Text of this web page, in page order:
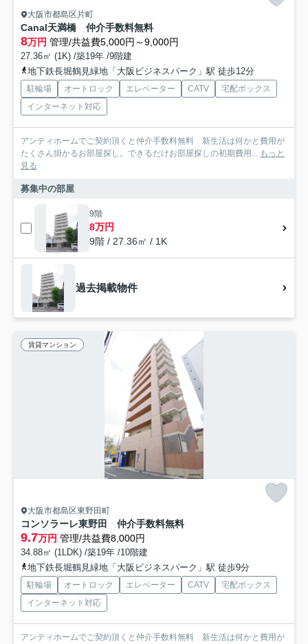
大阪市都島区片町
Canal天満橋 仲介手数料無料
8万円 管理/共益費5,000円～9,000円
27.36㎡ (1K) /築19年 /9階建
地下鉄長堀鶴見緑地「大阪ビジネスパーク」駅 徒歩12分
駐輪場 オートロック エレベーター CATV
宅配ボックス
インターネット対応
アンティホームでご契約頂くと仲介手数料無料 新生活は何かと費用が
たくさん掛かるお部屋探し。できるだけお部屋探しの初期費用... もっと
見る
募集中の部屋
9階
8万円
9階 / 27.36㎡ / 1K
過去掲載物件
賃貸マンション
大阪市都島区東野田町
コンソラーレ東野田 仲介手数料無料
9.7万円 管理/共益費8,000円
34.88㎡ (1LDK) /築19年 /10階建
地下鉄長堀鶴見緑地「大阪ビジネスパーク」駅 徒歩9分
駐輪場 オートロック エレベーター CATV
宅配ボックス
インターネット対応
アンティホームでご契約頂くと仲介手数料無料 新生活は何かと費用が